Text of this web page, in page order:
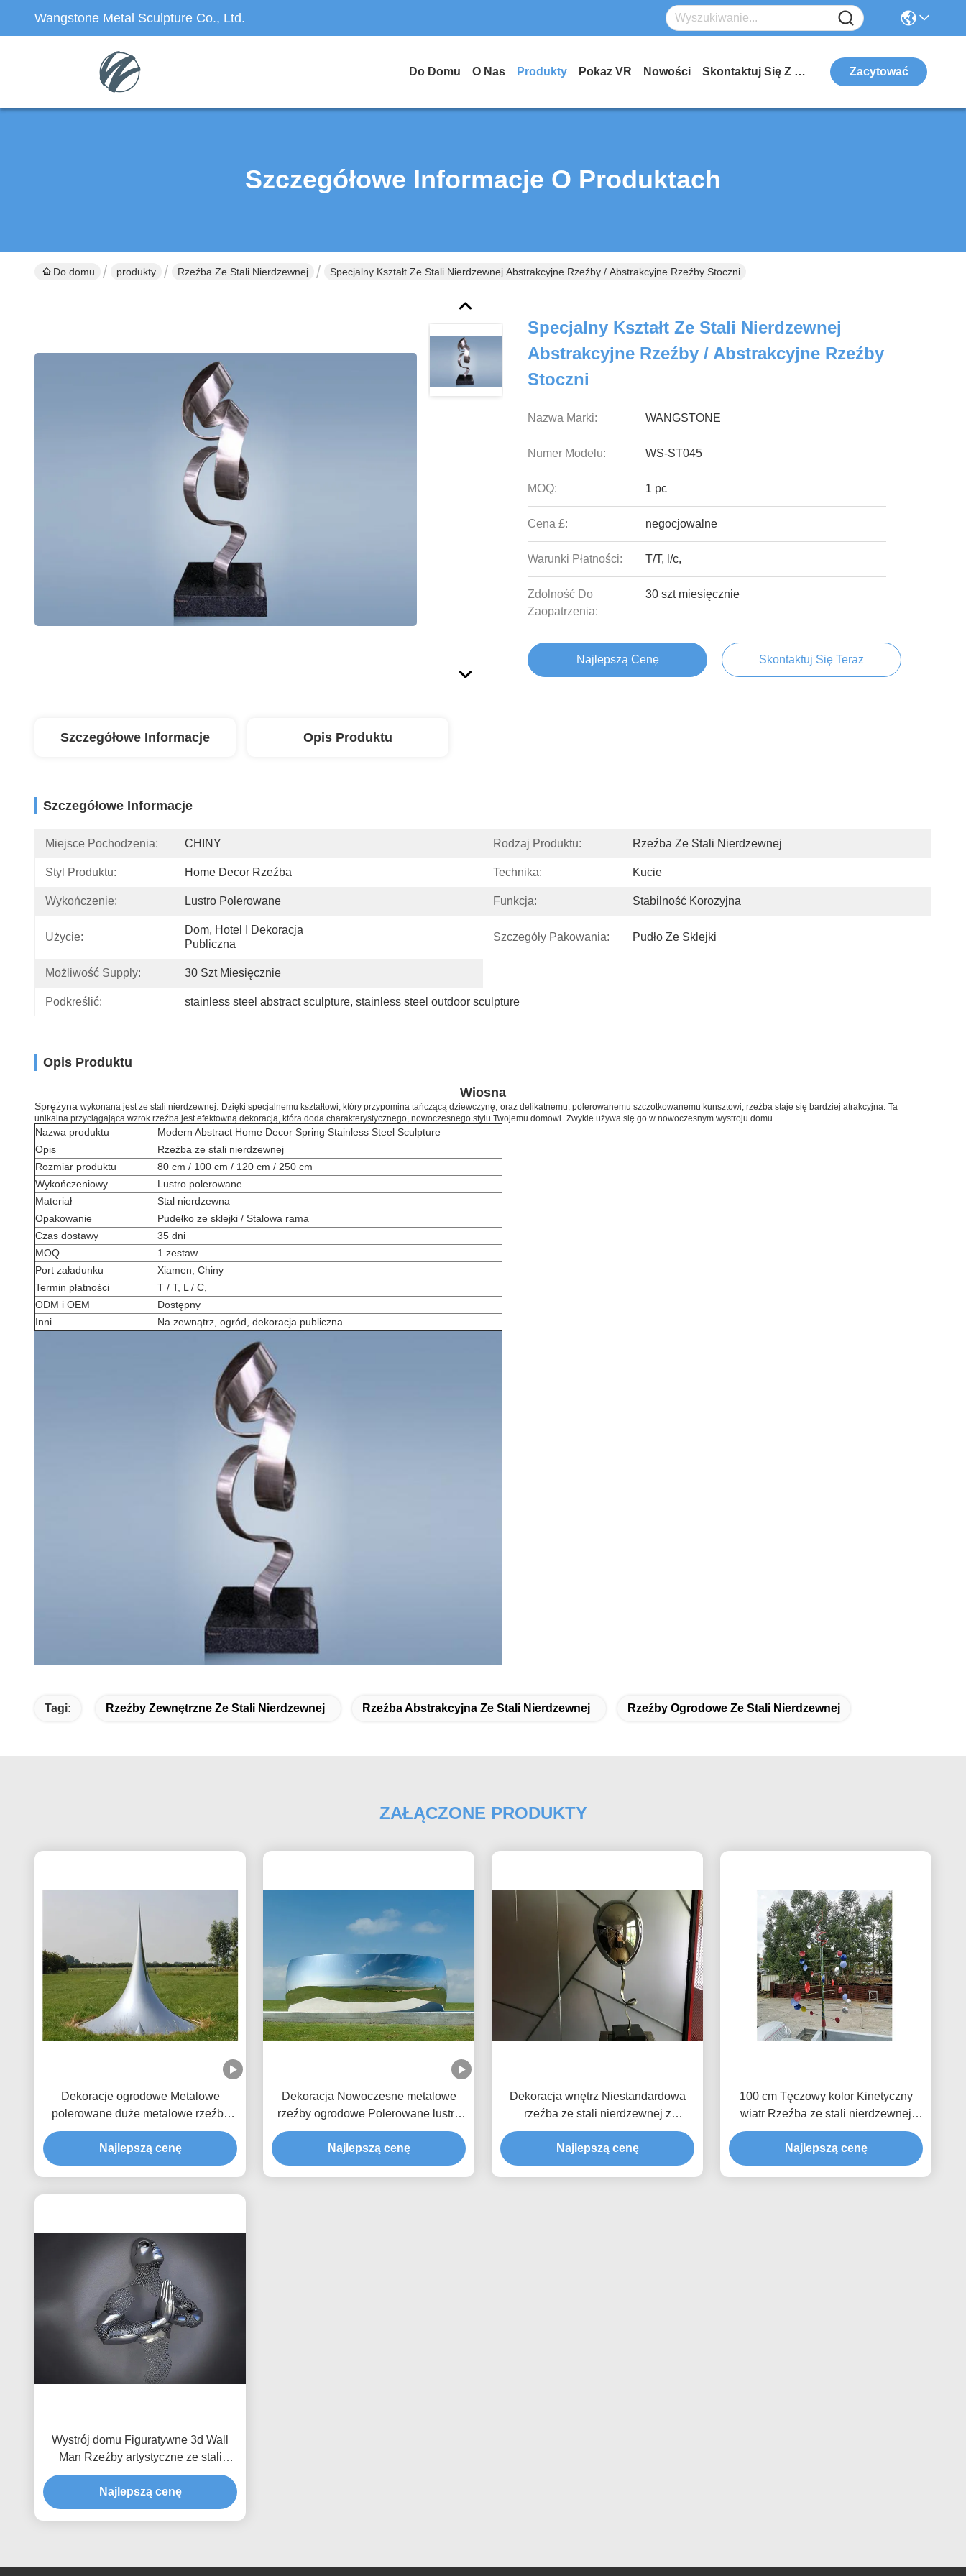
Wangstone Metal Sculpture Co., Ltd.
Do Domu O Nas Produkty Pokaz VR Nowości Skontaktuj Się Z Nami Zacytować
Szczegółowe Informacje O Produktach
Do domu produkty Rzeźba Ze Stali Nierdzewnej Specjalny Kształt Ze Stali Nierdzewnej Abstrakcyjne Rzeźby / Abstrakcyjne Rzeźby Stoczni
Specjalny Kształt Ze Stali Nierdzewnej
Abstrakcyjne Rzeźby / Abstrakcyjne Rzeźby
Stoczni
Nazwa Marki: WANGSTONE
Numer Modelu: WS-ST045
MOQ: 1 pc
Cena £: negocjowalne
Warunki Płatności: T/T, l/c,
Zdolność Do
Zaopatrzenia:
30 szt miesięcznie
Najlepszą Cenę Skontaktuj Się Teraz
Szczegółowe Informacje Opis Produktu
Szczegółowe Informacje
Miejsce Pochodzenia: CHINY Rodzaj Produktu: Rzeźba Ze Stali Nierdzewnej
Styl Produktu: Home Decor Rzeźba Technika: Kucie
Wykończenie: Lustro Polerowane Funkcja: Stabilność Korozyjna
Użycie:
Dom, Hotel I Dekoracja
Publiczna
Szczegóły Pakowania: Pudło Ze Sklejki
Możliwość Supply: 30 Szt Miesięcznie
Podkreślić: stainless steel abstract sculpture, stainless steel outdoor sculpture
Opis Produktu
Wiosna
Sprężyna wykonana jest ze stali nierdzewnej. Dzięki specjalnemu kształtowi, który przypomina tańczącą dziewczynę, oraz delikatnemu, polerowanemu szczotkowanemu kunsztowi, rzeźba staje się bardziej atrakcyjna. Ta
unikalna przyciągająca wzrok rzeźba jest efektowną dekoracją, która doda charakterystycznego, nowoczesnego stylu Twojemu domowi. Zwykle używa się go w nowoczesnym wystroju domu
Nazwa produktu
Modern Abstract Home Decor Spring Stainless Steel Sculpture
Opis
Rzeźba ze stali nierdzewnej
Rozmiar produktu
80 cm / 100 cm / 120 cm / 250 cm
Wykończeniowy
Lustro polerowane
Materiał
Stal nierdzewna
Opakowanie
Pudełko ze sklejki / Stalowa rama
Czas dostawy
35 dni
MOQ
1 zestaw
Port załadunku
Xiamen, Chiny
Termin płatności
T / T, L / C,
ODM i OEM
Dostępny
Inni
Na zewnątrz, ogród, dekoracja publiczna
Tagi: Rzeźby Zewnętrzne Ze Stali Nierdzewnej Rzeźba Abstrakcyjna Ze Stali Nierdzewnej Rzeźby Ogrodowe Ze Stali Nierdzewnej
ZAŁĄCZONE PRODUKTY
Dekoracje ogrodowe Metalowe
polerowane duże metalowe rzeźby
zewnętrzne
Najlepszą cenę
Dekoracja Nowoczesne metalowe
rzeźby ogrodowe Polerowane lustro
ze stali nierdzewnej
Najlepszą cenę
Dekoracja wnętrz Niestandardowa
rzeźba ze stali nierdzewnej z
lustrzanym balonem
Najlepszą cenę
100 cm Tęczowy kolor Kinetyczny
wiatr Rzeźba ze stali nierdzewnej
Malowane wykończenie
Najlepszą cenę
Wystrój domu Figuratywne 3d Wall
Man Rzeźby artystyczne ze stali
nierdzewnej Matowe wykończenie
Najlepszą cenę